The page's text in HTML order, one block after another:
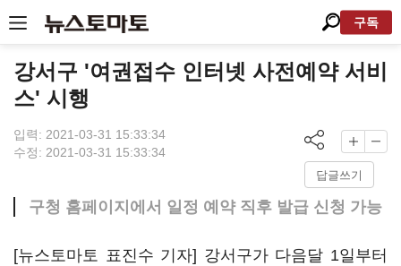
구독
강서구 '여권접수 인터넷 사전예약 서비
스' 시행
입력: 2021-03-31 15:33:34
수정: 2021-03-31 15:33:34
답글쓰기
구청 홈페이지에서 일정 예약 직후 발급 신청 가능
[뉴스토마토 표진수 기자] 강서구가 다음달 1일부터